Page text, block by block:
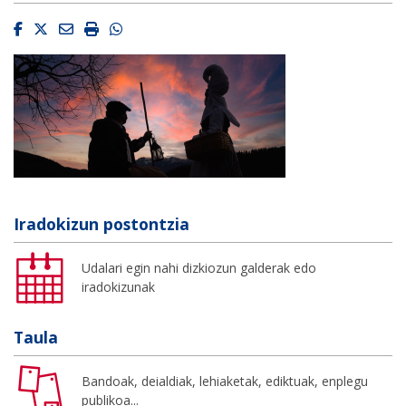
Facebook
Twitter
EmailImprimirWhatsapp
Iradokizun postontzia
Udalari egin nahi dizkiozun galderak edo
iradokizunak
Taula
Bandoak, deialdiak, lehiaketak, ediktuak, enplegu
publikoa...